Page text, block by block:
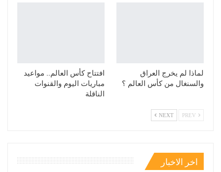
لماذا لم يخرج العراق
والسنغال من كأس العالم ؟
افتتاح كأس العالم.. مواعيد
مباريات اليوم والقنوات
الناقلة
NEXT
اخر الاخبار